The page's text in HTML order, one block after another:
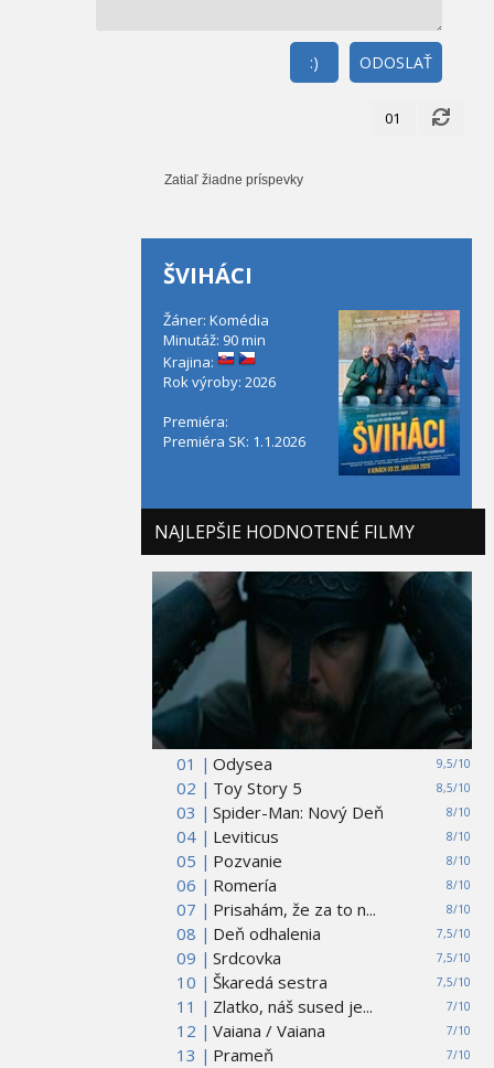
ODOSLAŤ
:)
01
Zatiaľ žiadne príspevky
ŠVIHÁCI
Žáner: Komédia
Minutáž: 90 min
Krajina:
Rok výroby: 2026
Premiéra:
Premiéra SK: 1.1.2026
NAJLEPŠIE HODNOTENÉ FILMY
01 | 9,5/10
Odysea
02 |
8,5/10
Toy Story 5
03 |
8/10
Spider-Man: Nový Deň
04 |
8/10
Leviticus
05 |
8/10
Pozvanie
06 |
8/10
Romería
07 |
8/10
Prisahám, že za to n...
08 |
7,5/10
Deň odhalenia
09 |
7,5/10
Srdcovka
10 |
7,5/10
Škaredá sestra
11 |
7/10
Zlatko, náš sused je...
12 |
7/10
Vaiana / Vaiana
13 |
7/10
Prameň